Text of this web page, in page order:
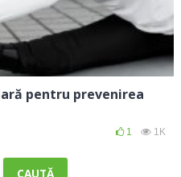
pentru prevenirea
1 1K